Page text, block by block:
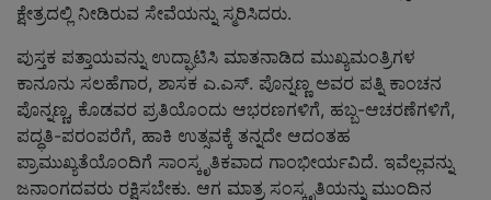
ಕ್ಷೇತ್ರದಲ್ಲಿ ನೀಡಿರುವ ಸೇವೆಯನ್ನು ಸ್ಮರಿಸಿದರು.
ಪುಸ್ತಕ ಪತ್ತಾಯವನ್ನು ಉದ್ಘಾಟಿಸಿ ಮಾತನಾಡಿದ ಮುಖ್ಯಮಂತ್ರಿಗಳ
ಕಾನೂನು ಸಲಹೆಗಾರ, ಶಾಸಕ ಎ.ಎಸ್. ಪೊನ್ನಣ್ಣ ಅವರ ಪತ್ನಿ ಕಾಂಚನ
ಪೊನ್ನಣ್ಣ, ಕೊಡವರ ಪ್ರತಿಯೊಂದು ಆಭರಣಗಳಿಗೆ, ಹಬ್ಬ-ಆಚರಣೆಗಳಿಗೆ,
ಪದ್ಧತಿ-ಪರಂಪರೆಗೆ, ಹಾಕಿ ಉತ್ಸವಕ್ಕೆ ತನ್ನದೇ ಆದಂತಹ
ಪ್ರಾಮುಖ್ಯತೆಯೊಂದಿಗೆ ಸಾಂಸ್ಕೃತಿಕವಾದ ಗಾಂಭೀರ್ಯವಿದೆ. ಇವೆಲ್ಲವನ್ನು
ಜನಾಂಗದವರು ರಕ್ಷಿಸಬೇಕು. ಆಗ ಮಾತ್ರ ಸಂಸ್ಕೃತಿಯನ್ನು ಮುಂದಿನ